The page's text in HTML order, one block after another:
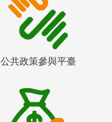
公共政策參與平臺